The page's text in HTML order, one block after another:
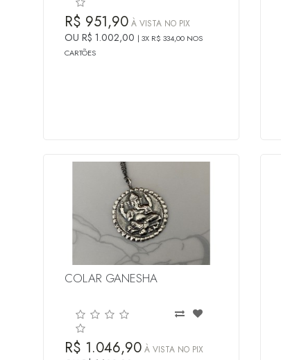
R$ 951,90 À VISTA NO PIX
OU R$ 1.002,00
3X R$ 334,00 NOS
CARTÕES
COLAR GANESHA
R$ 1.046,90 À VISTA NO PIX